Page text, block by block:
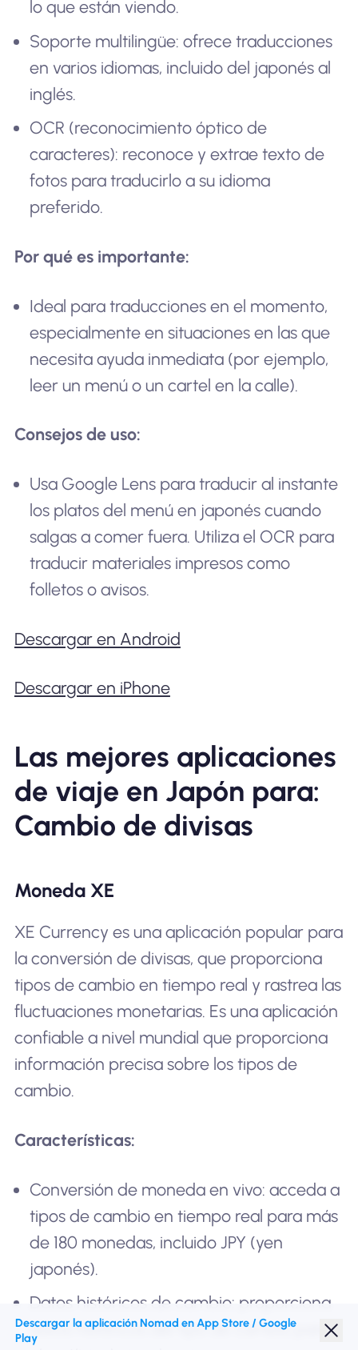
lo que están viendo.
Soporte multilingüe: ofrece traducciones
en varios idiomas, incluido del japonés al
inglés.
OCR (reconocimiento óptico de
caracteres): reconoce y extrae texto de
fotos para traducirlo a su idioma
preferido.
Por qué es importante:
Ideal para traducciones en el momento,
especialmente en situaciones en las que
necesita ayuda inmediata (por ejemplo,
leer un menú o un cartel en la calle).
Consejos de uso:
Usa Google Lens para traducir al instante
los platos del menú en japonés cuando
salgas a comer fuera. Utiliza el OCR para
traducir materiales impresos como
folletos o avisos.
Descargar en Android
Descargar en iPhone
Las mejores aplicaciones
de viaje en Japón para:
Cambio de divisas
Moneda XE
XE Currency es una aplicación popular para
la conversión de divisas, que proporciona
tipos de cambio en tiempo real y rastrea las
fluctuaciones monetarias. Es una aplicación
confiable a nivel mundial que proporciona
información precisa sobre los tipos de
cambio.
Características:
Conversión de moneda en vivo: acceda a
tipos de cambio en tiempo real para más
de 180 monedas, incluido JPY (yen
japonés).
Datos históricos de cambio: proporciona
datos históricos del tipo de cambio para
Descargar la aplicación Nomad en App Store / Google
Play